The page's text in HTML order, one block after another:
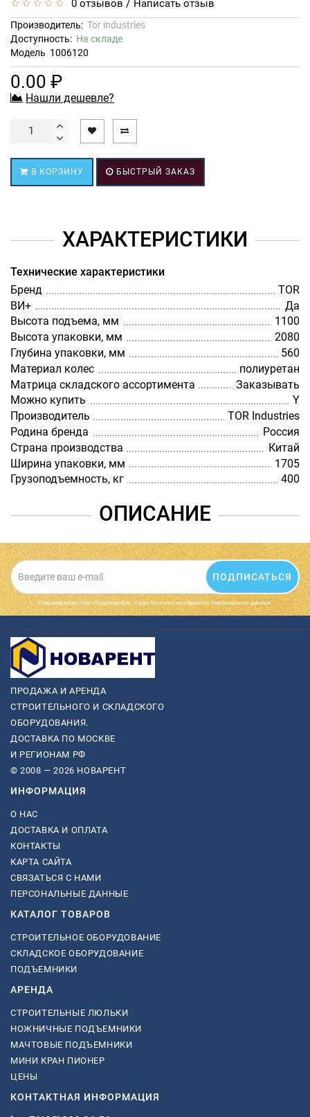
0 отзывов / Написать отзыв
Производитель: Tor industries
Доступность: На складе
Модель 1006120
0.00 ₽
Нашли дешевле?
В КОРЗИНУ БЫСТРЫЙ ЗАКАЗ
ХАРАКТЕРИСТИКИ
Технические характеристики
Бренд
TOR
ВИ+
Да
Высота подъема, мм
1100
Высота упаковки, мм
2080
Глубина упаковки, мм
560
Материал колес
полиуретан
Матрица складского ассортимента
Заказывать
Можно купить
Y
Производитель
TOR Industries
Родина бренда
Россия
Страна производства
Китай
Ширина упаковки, мм
1705
Грузоподъемность, кг
400
ОПИСАНИЕ
ПОДПИСАТЬСЯ
Нажимая на кнопку «Подписаться», я даю cогласие на обработку персональных данных.
ПРОДАЖА И АРЕНДА
СТРОИТЕЛЬНОГО И СКЛАДСКОГО
ОБОРУДОВАНИЯ.
ДОСТАВКА ПО МОСКВЕ
И РЕГИОНАМ РФ
© 2008 — 2026 НОВАРЕНТ
ИНФОРМАЦИЯ
О НАС
ДОСТАВКА И ОПЛАТА
КОНТАКТЫ
КАРТА САЙТА
СВЯЗАТЬСЯ С НАМИ
ПЕРСОНАЛЬНЫЕ ДАННЫЕ
КАТАЛОГ ТОВАРОВ
СТРОИТЕЛЬНОЕ ОБОРУДОВАНИЕ
СКЛАДСКОЕ ОБОРУДОВАНИЕ
ПОДЪЕМНИКИ
АРЕНДА
СТРОИТЕЛЬНЫЕ ЛЮЛЬКИ
НОЖНИЧНЫЕ ПОДЪЕМНИКИ
МАЧТОВЫЕ ПОДЪЕМНИКИ
МИНИ КРАН ПИОНЕР
ЦЕНЫ
КОНТАКТНАЯ ИНФОРМАЦИЯ